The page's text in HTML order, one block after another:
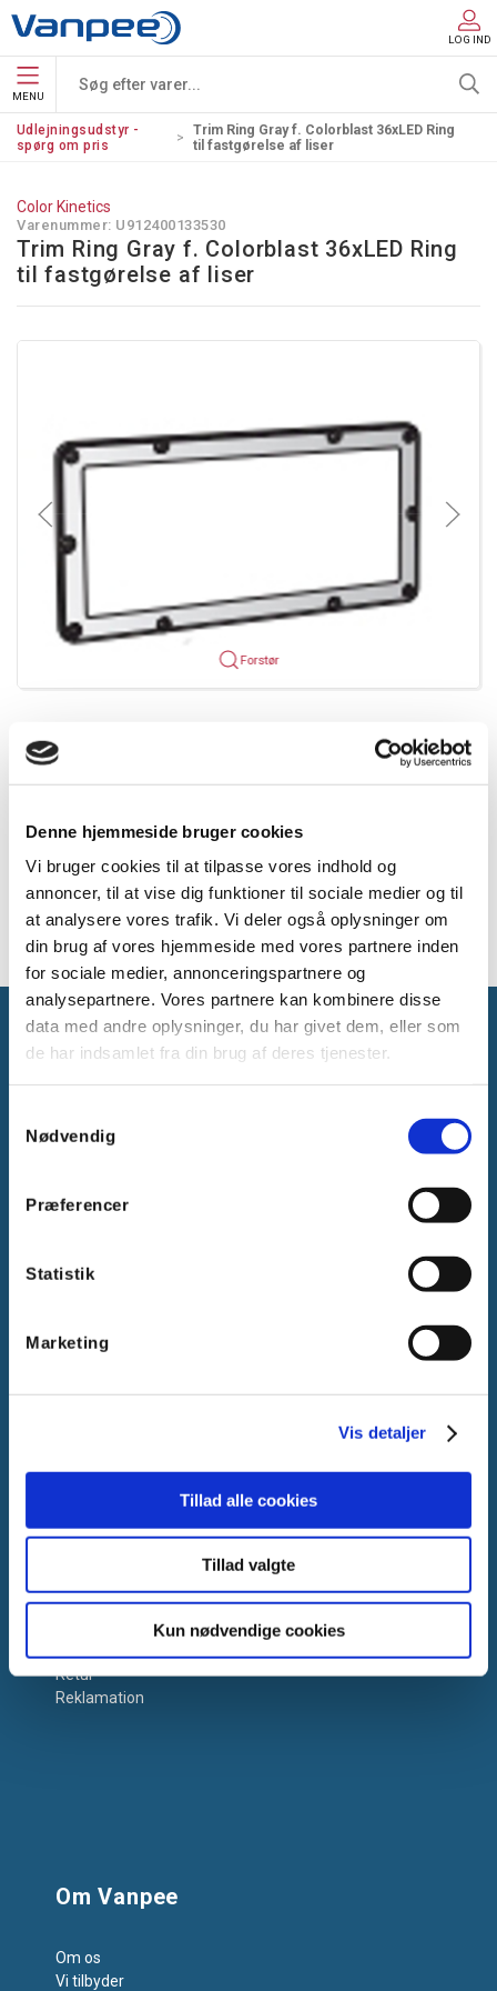
Denne hjemmeside bruger cookies
Vi bruger cookies til at tilpasse vores indhold og
annoncer, til at vise dig funktioner til sociale medier og til
at analysere vores trafik. Vi deler også oplysninger om
din brug af vores hjemmeside med vores partnere inden
for sociale medier, annonceringspartnere og
analysepartnere. Vores partnere kan kombinere disse
data med andre oplysninger, du har givet dem, eller som
de har indsamlet fra din brug af deres tjenester.
Nødvendig
Præferencer
Statistik
Marketing
Vis detaljer
Tillad alle cookies
Tillad valgte
Kun nødvendige cookies
LOG IND
MENU
Udlejningsudstyr -
spørg om pris
Trim Ring Gray f. Colorblast 36xLED Ring
til fastgørelse af liser
Color Kinetics
Varenummer: U912400133530
Trim Ring Gray f. Colorblast 36xLED Ring
til fastgørelse af liser
Forstør
Mere information
Supplerende varenavn Ring til fastgørelse af liser
Gammelager 15
Support
Salgs- og Leveringsbetingelser
Miljøbidrag
Retur
Reklamation
Om Vanpee
Om os
Vi tilbyder